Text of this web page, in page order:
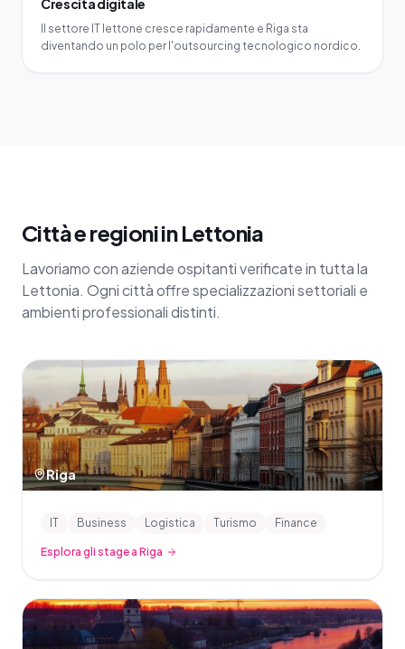
Crescita digitale
Il settore IT lettone cresce rapidamente e Riga sta
diventando un polo per l'outsourcing tecnologico nordico.
Città e regioni in Lettonia
Lavoriamo con aziende ospitanti verificate in tutta la
Lettonia. Ogni città offre specializzazioni settoriali e
ambienti professionali distinti.
Riga
IT Business Logistica Turismo Finance
Esplora gli stage a Riga